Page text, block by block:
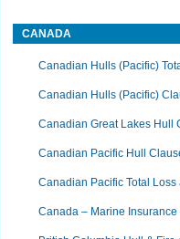
CANADA
Canadian Hulls (Pacific)
Canadian Hulls (Pacific)
Canadian Great Lakes Hull
Canadian Pacific Hull
Canadian Pacific Total
Canada – Marine